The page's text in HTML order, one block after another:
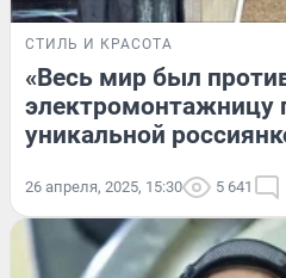
СТИЛЬ И КРАСОТА
«Весь мир был
электромонтажницу
уникальной
26 апреля, 2025, 15:30 5 641